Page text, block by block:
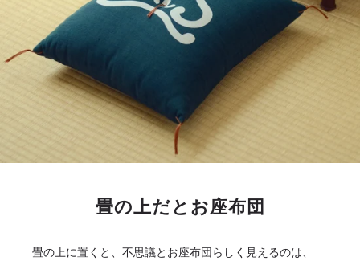
畳の上だとお座布団
畳の上に置くと、不思議とお座布団らしく見えるのは、